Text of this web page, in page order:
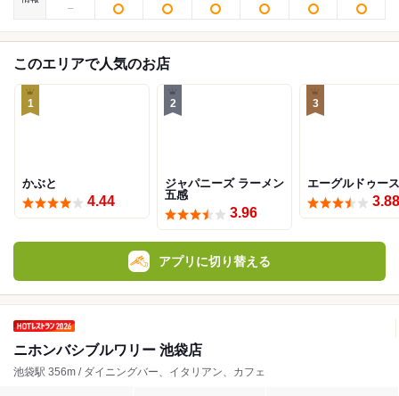
このエリアで人気のお店
1
かぶと
4.44
2
ジャパニーズ ラーメン
五感
3.96
3
エーグルドゥース
3.88
アプリに切り替える
ニホンバシブルワリー 池袋店
池袋駅 356m / ダイニングバー、イタリアン、カフェ